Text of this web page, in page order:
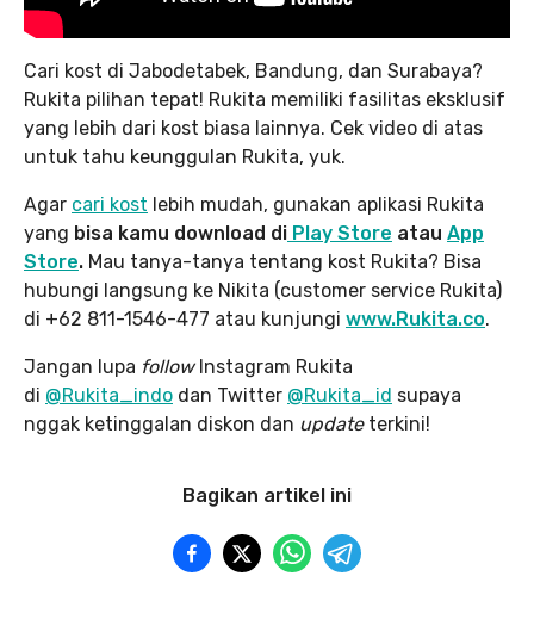
Cari kost di Jabodetabek, Bandung, dan Surabaya?
Rukita pilihan tepat! Rukita memiliki fasilitas eksklusif
yang lebih dari kost biasa lainnya. Cek video di atas
untuk tahu keunggulan Rukita, yuk.
Agar cari kost lebih mudah, gunakan aplikasi Rukita
yang bisa kamu download di Play Store atau App
Store. Mau tanya-tanya tentang kost Rukita? Bisa
hubungi langsung ke Nikita (customer service Rukita)
di +62 811-1546-477 atau kunjungi www.Rukita.co.
Jangan lupa followInstagram Rukita
di @Rukita_indo dan Twitter @Rukita_id supaya
nggak ketinggalan diskon dan update terkini!
Bagikan artikel ini